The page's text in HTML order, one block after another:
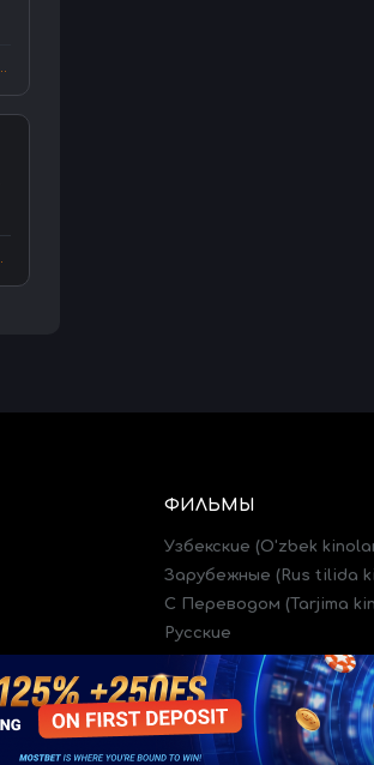
ФИЛЬМЫ
Узбекские (O'zbek
Зарубежные (Rus tilida
C Переводом (Tarjima
Русские
Трейлеры (Treylerlar)